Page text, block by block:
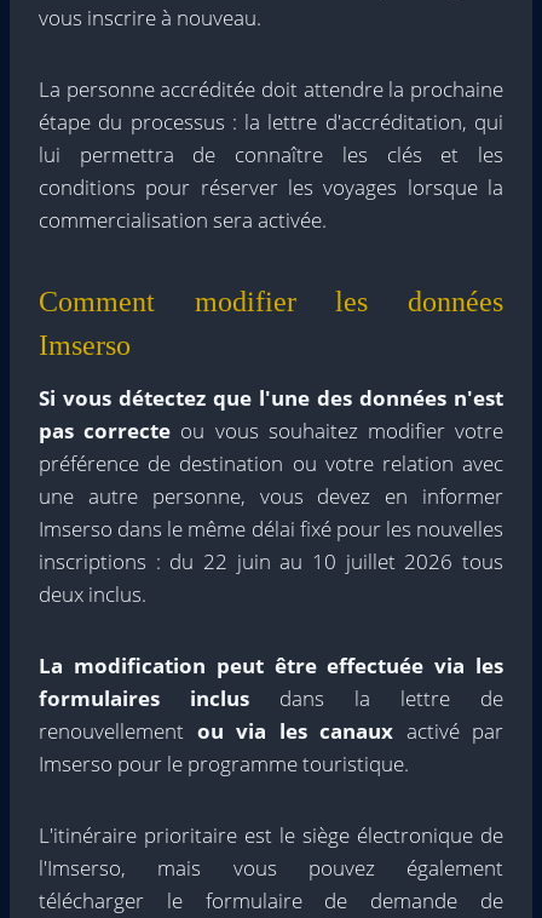
vous inscrire à nouveau.
La personne accréditée doit attendre la prochaine
étape du processus : la lettre d'accréditation, qui
lui permettra de connaître les clés et les
conditions pour réserver les voyages lorsque la
commercialisation sera activée.
Comment modifier les données
Imserso
Si vous détectez que l'une des données n'est
pas correcte ou vous souhaitez modifier votre
préférence de destination ou votre relation avec
une autre personne, vous devez en informer
Imserso dans le même délai fixé pour les nouvelles
inscriptions : du 22 juin au 10 juillet 2026 tous
deux inclus.
La modification peut être effectuée via les
formulaires inclus dans la lettre de
renouvellement ou via les canaux activé par
Imserso pour le programme touristique.
L'itinéraire prioritaire est le siège électronique de
l'Imserso, mais vous pouvez également
télécharger le formulaire de demande de